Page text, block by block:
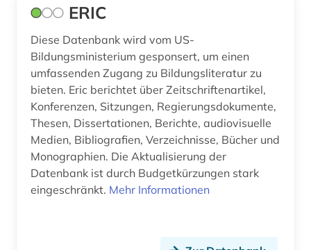
ERIC
Diese Datenbank wird vom US-
Bildungsministerium gesponsert, um einen
umfassenden Zugang zu Bildungsliteratur zu
bieten. Eric berichtet über Zeitschriftenartikel,
Konferenzen, Sitzungen, Regierungsdokumente,
Thesen, Dissertationen, Berichte, audiovisuelle
Medien, Bibliografien, Verzeichnisse, Bücher und
Monographien. Die Aktualisierung der
Datenbank ist durch Budgetkürzungen stark
eingeschränkt. Mehr Informationen